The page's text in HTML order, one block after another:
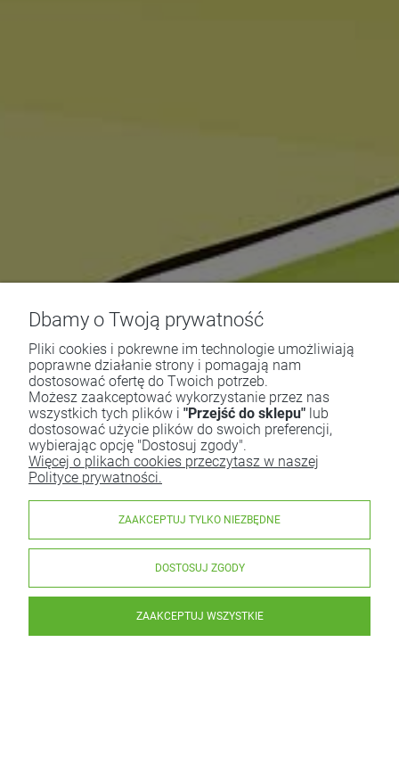
Dbamy o Twoją prywatność
Pliki cookies i pokrewne im technologie umożliwiają
poprawne działanie strony i pomagają nam
dostosować ofertę do Twoich potrzeb.
Możesz zaakceptować wykorzystanie przez nas
wszystkich tych plików i "Przejść do sklepu" lub
dostosować użycie plików do swoich preferencji,
wybierając opcję "Dostosuj zgody".
Więcej o plikach cookies przeczytasz w naszej
Polityce prywatności.
ZAAKCEPTUJ TYLKO NIEZBĘDNE
DOSTOSUJ ZGODY
ZAAKCEPTUJ WSZYSTKIE